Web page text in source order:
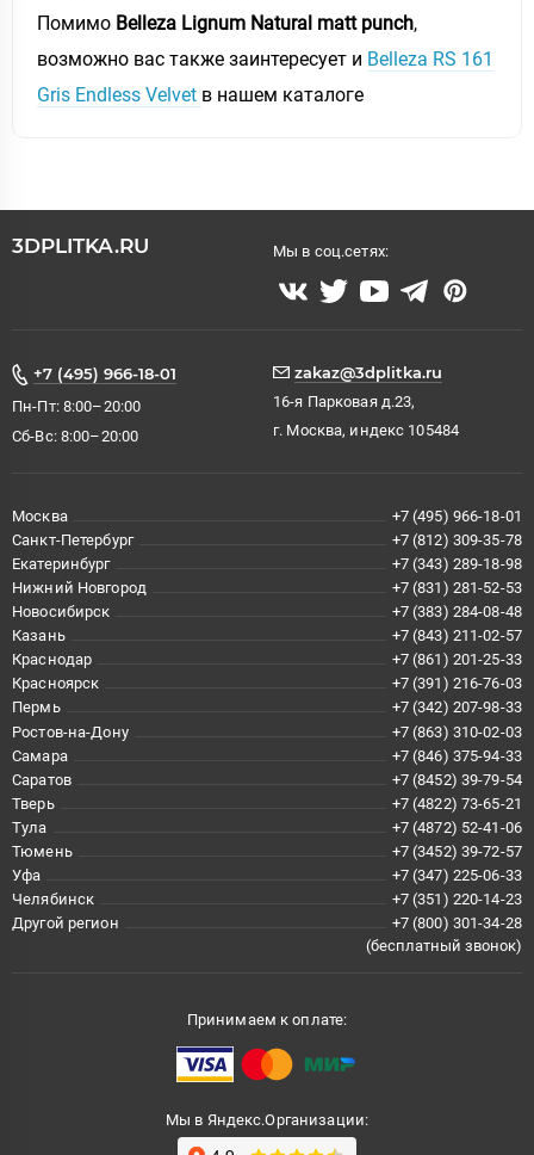
Помимо Belleza Lignum Natural matt punch,
возможно вас также заинтересует и Belleza RS 161
Gris Endless Velvet в нашем каталоге
3DPLITKA.RU Мы в соц.сетях:
+7 (495) 966-18-01
Пн-Пт: 8:00–20:00
Сб-Вс: 8:00–20:00
zakaz@3dplitka.ru
16-я Парковая д.23,
г. Москва, индекс 105484
Москва
+7 (495) 966-18-01
Санкт-Петербург
+7 (812) 309-35-78
Екатеринбург
+7 (343) 289-18-98
Нижний Новгород
+7 (831) 281-52-53
Новосибирск
+7 (383) 284-08-48
Казань
+7 (843) 211-02-57
Краснодар
+7 (861) 201-25-33
Красноярск
+7 (391) 216-76-03
Пермь
+7 (342) 207-98-33
Ростов-на-Дону
+7 (863) 310-02-03
Самара
+7 (846) 375-94-33
Саратов
+7 (8452) 39-79-54
Тверь
+7 (4822) 73-65-21
Тула
+7 (4872) 52-41-06
Тюмень
+7 (3452) 39-72-57
Уфа
+7 (347) 225-06-33
Челябинск
+7 (351) 220-14-23
Другой регион
+7 (800) 301-34-28
(бесплатный звонок)
Принимаем к оплате:
Мы в Яндекс.Организации: